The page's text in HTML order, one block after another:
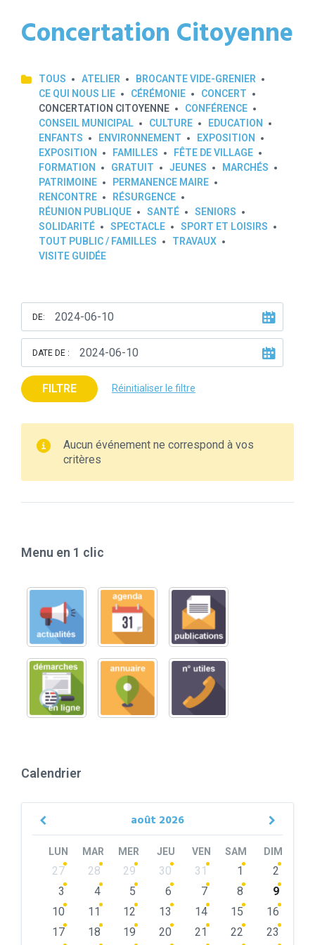
Concertation Citoyenne
TOUS ATELIER
BROCANTE VIDE-GRENIER
CE QUI NOUS LIE
CÉRÉMONIE
CONCERT
CONCERTATION CITOYENNE
CONFÉRENCE
CONSEIL MUNICIPAL
CULTURE
EDUCATION
ENFANTS
ENVIRONNEMENT
EXPOSITION
EXPOSITION
FAMILLES
FÊTE DE VILLAGE
FORMATION
GRATUIT JEUNES
MARCHÉS
PATRIMOINE
PERMANENCE MAIRE
RENCONTRE
RÉSURGENCE
RÉUNION PUBLIQUE
SANTÉ
SENIORS
SOLIDARITÉ
SPECTACLE
SPORT ET LOISIRS
TOUT PUBLIC / FAMILLES
TRAVAUX
VISITE GUIDÉE
DE:
DATE DE :
FILTRE Réinitialiser le filtre
Aucun événement ne correspond à vos
critères
Menu en 1 clic
Calendrier
août 2026
Previous
LUN MAR MER JEU VEN SAM DIM
Skip
calendar
27 28 29 30 31 1
2
3
4 5 6 7 8
9
10
11 12 13 14 15
16
17
18 19 20 21 22
23